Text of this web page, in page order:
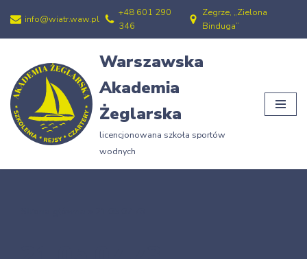
Przejdź
treści
info@wiatr.waw.pl
+48 601 290
346
Zegrze, „Zielona
Binduga”
Warszawska
Akademia
Żeglarska
licencjonowana szkoła sportów
wodnych